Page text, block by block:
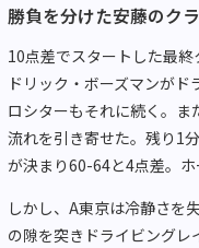
勝負を分けた安藤のク
10点差でスタートした最
ドリック・ボーズマンがド
ロシターもそれに続く。ま
流れを引き寄せた。残り1
が決まり60-64と4点差。ホ
しかし、A東京は冷静さを
の隙を突きドライビング